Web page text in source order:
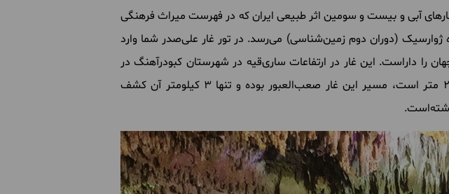
غار یکی از غارهای آبی و بیست و سومین اثر طبیعی ایران که در فهرست میراث فرهنگی
میلیون سال پیش یعنی به دوره ژوارسیک (دوران دوم زمین‌شناسی) می‌رسد. در تور غار علی‌صدر شما وارد
را داراست. این غار در ارتفاعات ساری‌قیه در شهرستان کبودرآهنگ در
استان همدان قرار دارد. طول این غار 11 کیلومتر بوده و ارتفاع آن از سطح دریا 2100 متر است، مسیر این غار صعب‌العبور بوده و تنها 3 کیلومتر آن کشف